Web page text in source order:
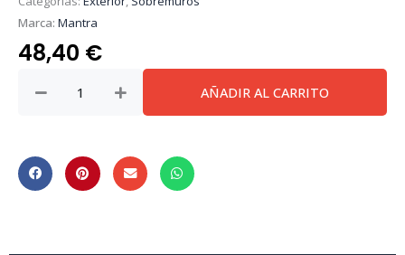
Marca: Mantra
48,40 €
cantidad
AÑADIR AL CARRITO